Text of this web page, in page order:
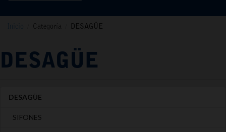
Categoría DESAGÜE
DESAGÜE
DESAGÜE
SIFONES